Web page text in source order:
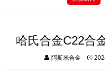
哈氏合金C22合
阿斯米合金